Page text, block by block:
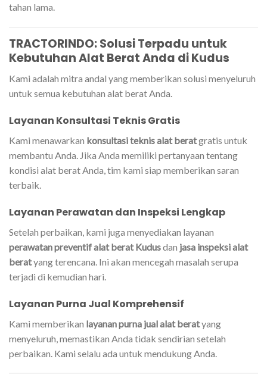
tahan lama.
TRACTORINDO: Solusi Terpadu untuk
Kebutuhan Alat Berat Anda di Kudus
Kami adalah mitra andal yang memberikan solusi menyeluruh
untuk semua kebutuhan alat berat Anda.
Layanan Konsultasi Teknis Gratis
Kami menawarkan konsultasi teknis alat beratgratis untuk
membantu Anda. Jika Anda memiliki pertanyaan tentang
kondisi alat berat Anda, tim kami siap memberikan saran
terbaik.
Layanan Perawatan dan Inspeksi Lengkap
Setelah perbaikan, kami juga menyediakan layanan
perawatan preventif alat berat Kudusdan jasa inspeksi alat
beratyang terencana. Ini akan mencegah masalah serupa
terjadi di kemudian hari.
Layanan Purna Jual Komprehensif
Kami memberikan layanan purna jual alat beratyang
menyeluruh, memastikan Anda tidak sendirian setelah
perbaikan. Kami selalu ada untuk mendukung Anda.